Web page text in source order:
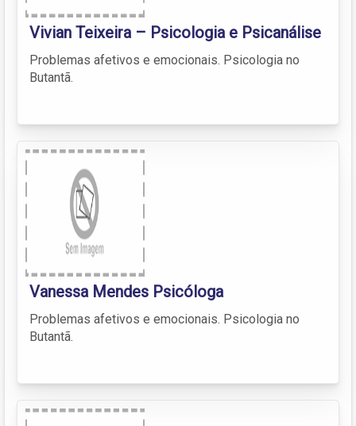
Vivian Teixeira – Psicologia e Psicanálise
Problemas afetivos e emocionais. Psicologia no
Butantã.
Vanessa Mendes Psicóloga
Problemas afetivos e emocionais. Psicologia no
Butantã.